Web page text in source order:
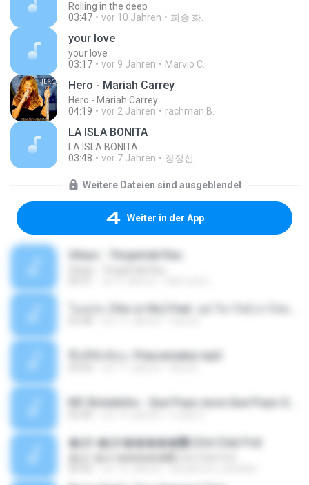
Rolling in the deep
03:47
vor 10 Jahren 희종 화.
your love
your love
03:17
vor 9 Jahren Marvio C.
Hero - Mariah Carrey
Hero - Mariah Carrey
04:19
vor 2 Jahren rachman B.
LA ISLA BONITA
LA ISLA BONITA
03:48
vor 7 Jahren 장정선
Weitere Dateien sind ausgeblendet
Weiter in der App
Ukays - Tergamak Kau
พื้นที่ซับซ้อน -Peacemaker.mp3
�Ԫ �Ԫ�����԰ (Ost.Club Frid